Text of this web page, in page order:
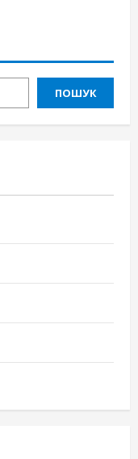
ПОШУК